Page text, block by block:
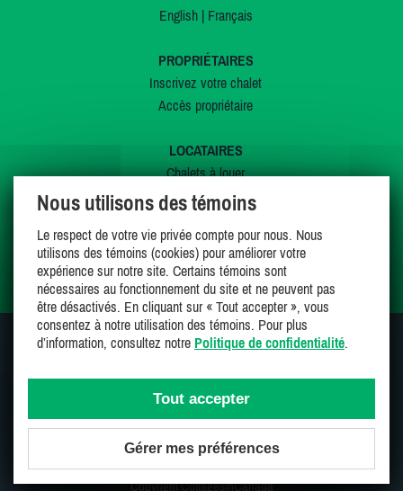
English| Français
PROPRIÉTAIRES
Inscrivez votre chalet
Accès propriétaire
LOCATAIRES
Chalets à louer
Chalets à vendre
Offres spéciales
Mes favoris
SUIVEZ-NOUS SUR
Une entreprise 100% canadienne et fière de l'être
Copyright CottagesInCanada
Nous utilisons des témoins
Le respect de votre vie privée compte pour nous. Nous
utilisons des témoins (cookies) pour améliorer votre
expérience sur notre site. Certains témoins sont
nécessaires au fonctionnement du site et ne peuvent pas
être désactivés. En cliquant sur « Tout accepter », vous
consentez à notre utilisation des témoins. Pour plus
d’information, consultez notre Politique de confidentialité.
Tout accepter
Gérer mes préférences